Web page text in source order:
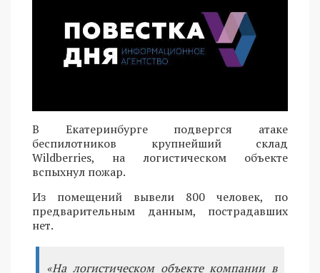
В Екатеринбурге подвергся атаке
беспилотников крупнейший склад
Wildberries, на логистическом объекте
вспыхнул пожар.
Из помещений вывели 800 человек, по
предварительным данным, пострадавших
нет.
«На логистическом объекте компании в